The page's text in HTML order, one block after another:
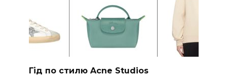
Гід по стилю Acne Studios